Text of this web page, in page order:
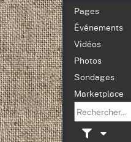
Pages
Événements
Vidéos
Photos
Sondages
Marketplace